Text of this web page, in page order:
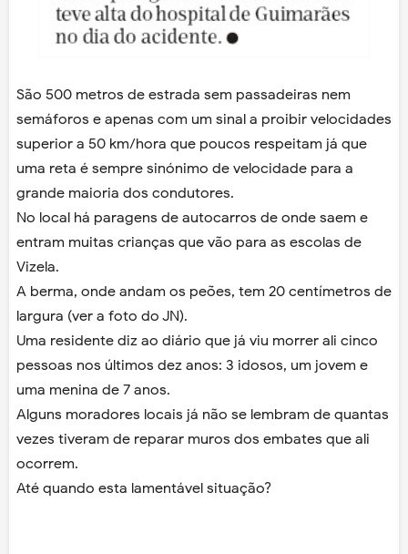
São 500 metros de estrada sem passadeiras nem
semáforos e apenas com um sinal a proibir velocidades
superior a 50 km/hora que poucos respeitam já que
uma reta é sempre sinónimo de velocidade para a
grande maioria dos condutores.
No local há paragens de autocarros de onde saem e
entram muitas crianças que vão para as escolas de
Vizela.
A berma, onde andam os peões, tem 20 centímetros de
largura (ver a foto do JN).
Uma residente diz ao diário que já viu morrer ali cinco
pessoas nos últimos dez anos: 3 idosos, um jovem e
uma menina de 7 anos.
Alguns moradores locais já não se lembram de quantas
vezes tiveram de reparar muros dos embates que ali
ocorrem.
Até quando esta lamentável situação?